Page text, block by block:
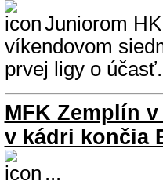
Juniorom
víkendovom
prvej ligy o
MFK Zemplín
v kádri končia
...